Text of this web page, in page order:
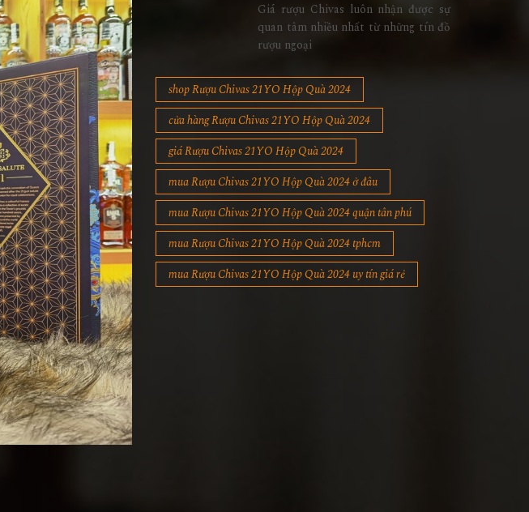
Giá rượu Chivas luôn nhận được sự
quan tâm nhiều nhất từ những tín đồ
rượu ngoại
shop Rượu Chivas 21YO Hộp Quà 2024
cửa hàng Rượu Chivas 21YO Hộp Quà 2024
giá Rượu Chivas 21YO Hộp Quà 2024
mua Rượu Chivas 21YO Hộp Quà 2024 ở đâu
mua Rượu Chivas 21YO Hộp Quà 2024 quận tân phú
mua Rượu Chivas 21YO Hộp Quà 2024 tphcm
mua Rượu Chivas 21YO Hộp Quà 2024 uy tín giá rẻ